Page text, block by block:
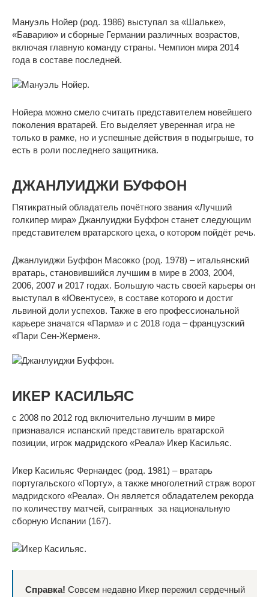
Мануэль Нойер (род. 1986) выступал за «Шальке»,
«Баварию» и сборные Германии различных возрастов,
включая главную команду страны. Чемпион мира 2014
года в составе последней.
Нойера можно смело считать представителем новейшего
поколения вратарей. Его выделяет уверенная игра не
только в рамке, но и успешные действия в подыгрыше, то
есть в роли последнего защитника.
ДЖАНЛУИДЖИ БУФФОН
Пятикратный обладатель почётного звания «Лучший
голкипер мира» Джанлуиджи Буффон станет следующим
представителем вратарского цеха, о котором пойдёт речь.
Джанлуиджи Буффон Масокко (род. 1978) – итальянский
вратарь, становившийся лучшим в мире в 2003, 2004,
2006, 2007 и 2017 годах. Большую часть своей карьеры он
выступал в «Ювентусе», в составе которого и достиг
львиной доли успехов. Также в его профессиональной
карьере значатся «Парма» и с 2018 года – французский
«Пари Сен-Жермен».
ИКЕР КАСИЛЬЯС
с 2008 по 2012 год включительно лучшим в мире
признавался испанский представитель вратарской
позиции, игрок мадридского «Реала» Икер Касильяс.
Икер Касильяс Фернандес (род. 1981) – вратарь
португальского «Порту», а также многолетний страж ворот
мадридского «Реала». Он является обладателем рекорда
по количеству матчей, сыгранных за национальную
сборную Испании (167).
Справка! Совсем недавно Икер пережил сердечный